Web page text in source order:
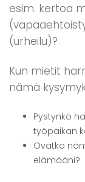
esim. kertoa
(urheilu)?
Kun mietit
nämä
Pystynkö
työpaikan
Ovatko
elämääni?